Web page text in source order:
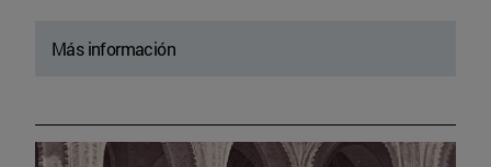
Más información